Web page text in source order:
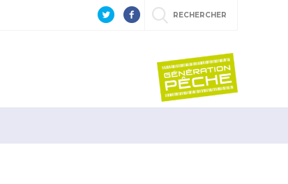
RECHERCHER